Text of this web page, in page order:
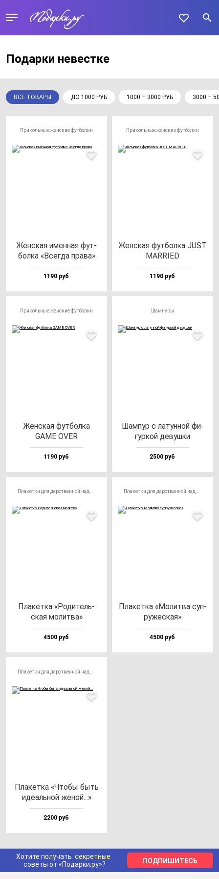
Подарки невестке
ВСЕ ТОВАРЫ ДО 1000 РУБ 1000 – 3000 РУБ 3000 –
Прикольные женские футболки
Жен­ская имен­ная фут­
бол­ка «Всег­да пра­ва»
1190 руб
Прикольные женские футболки
Жен­ская фут­бол­ка JUST
MARRIED
1190 руб
Прикольные женские футболки
Жен­ская фут­бол­ка
GAME OVER
1190 руб
Шампуры
Шам­пур с ла­тун­ной фи­
гур­кой де­вуш­ки
2500 руб
Пла­кет­ка «Роди­тель­
ская мо­лит­ва»
4500 руб
Пла­кет­ка «Молит­ва суп­
ру­жес­кая»
4500 руб
Пла­кет­ка «Что­бы быть
иде­аль­ной же­ной...»
2200 руб
Хотите получать секретные
советы от «Подарки.ру»?
ПОДПИШИТЕСЬ